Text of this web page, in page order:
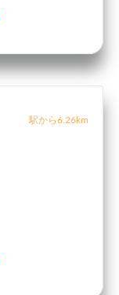
駅から6.26km